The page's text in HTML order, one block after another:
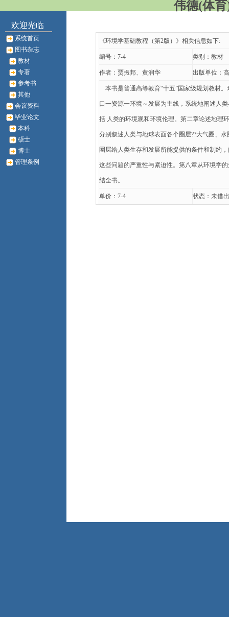
伟德(体
欢迎光临
系统首页
图书杂志
教材
专著
参考书
其他
会议资料
毕业论文
本科
硕士
博士
管理条例
《环境学基础教程（第2版）》相关信息如下:
编号：7-4 类别：教材
作者：贾振邦、黄润华 出版单位：
本书是普通高等教育“十五”国家级规划教材
口一资源一环境～发展为主线，系统地阐述人
括 人类的环境观和环境伦理。第二章论述地理
分别叙述人类与地球表面各个圈层??大气圈、
圈层给人类生存和发展所能提供的条件和制约
这些问题的严重性与紧迫性。第八章从环境学
结全书。
单价：7-4 状态：未借出